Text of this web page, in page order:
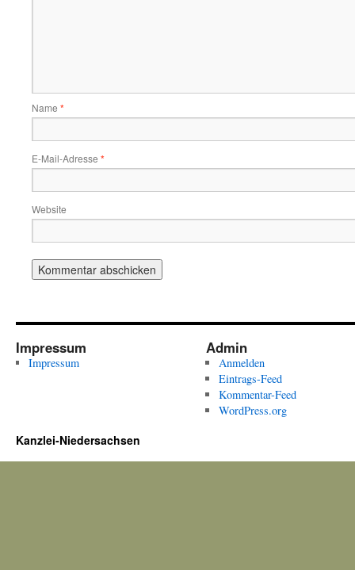
Name *
E-Mail-Adresse *
Website
Impressum
Impressum
Admin
Anmelden
Eintrags-Feed
Kommentar-Feed
WordPress.org
Kanzlei-Niedersachsen